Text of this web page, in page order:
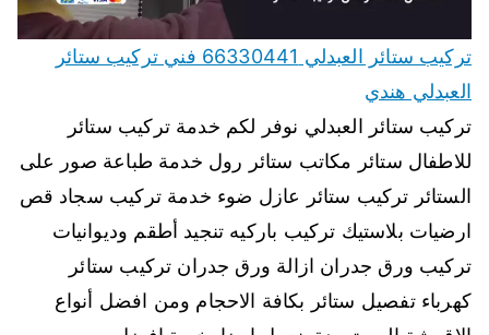
تركيب ستائر العبدلي 66330441 فني تركيب ستائر
العبدلي هندي
تركيب ستائر العبدلي نوفر لكم خدمة تركيب ستائر
للاطفال ستائر مكاتب ستائر رول خدمة طباعة صور على
الستائر تركيب ستائر عازل ضوء خدمة تركيب سجاد قص
ارضيات بلاستيك تركيب باركيه تنجيد أطقم وديوانيات
تركيب ورق جدران ازالة ورق جدران تركيب ستائر
كهرباء تفصيل ستائر بكافة الاحجام ومن افضل أنواع